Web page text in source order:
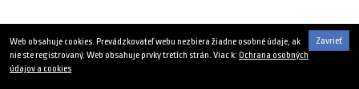
Zavrieť
Web obsahuje cookies. Prevádzkovateľ webu nezbiera žiadne osobné údaje, ak
nie ste registrovaný. Web obsahuje prvky tretích strán. Viac k: Ochrana osobných
údajov a cookies